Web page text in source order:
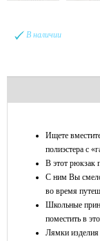
В наличии
Ищете
полиэстера с
В этот рюкзак
С ним Вы смело
во время
Школьные
поместить в
Лямки изделия